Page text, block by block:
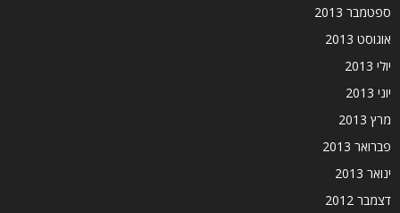
ספטמבר 2013
אוגוסט 2013
יולי 2013
יוני 2013
מרץ 2013
פברואר 2013
ינואר 2013
דצמבר 2012